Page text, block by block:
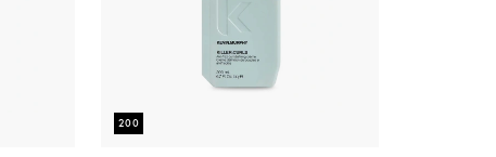
200